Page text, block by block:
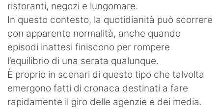
ristoranti, negozi e lungomare.
In questo contesto, la quotidianità può scorrere
con apparente normalità, anche quando
episodi inattesi finiscono per rompere
l’equilibrio di una serata qualunque.
È proprio in scenari di questo tipo che talvolta
emergono fatti di cronaca destinati a fare
rapidamente il giro delle agenzie e dei media.